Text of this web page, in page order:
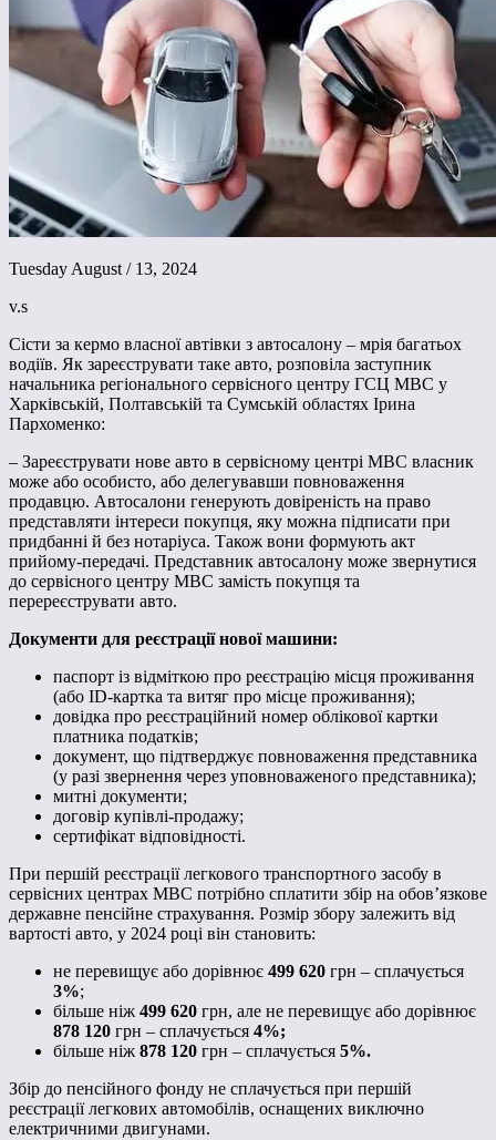
Tuesday August / 13, 2024
v.s
Сісти за кермо власної автівки з автосалону – мрія багатьох
водіїв. Як зареєструвати таке авто, розповіла заступник
начальника регіонального сервісного центру ГСЦ МВС у
Харківській, Полтавській та Сумській областях Ірина
Пархоменко:
– Зареєструвати нове авто в сервісному центрі МВС власник
може або особисто, або делегувавши повноваження
продавцю. Автосалони генерують довіреність на право
представляти інтереси покупця, яку можна підписати при
придбанні й без нотаріуса. Також вони формують акт
прийому-передачі. Представник автосалону може звернутися
до сервісного центру МВС замість покупця та
перереєструвати авто.
Документи для реєстрації нової машини:
паспорт із відміткою про реєстрацію місця проживання
(або ID-картка та витяг про місце проживання);
довідка про реєстраційний номер облікової картки
платника податків;
документ, що підтверджує повноваження представника
(у разі звернення через уповноваженого представника);
митні документи;
договір купівлі-продажу;
сертифікат відповідності.
При першій реєстрації легкового транспортного засобу в
сервісних центрах МВС потрібно сплатити збір на обов’язкове
державне пенсійне страхування. Розмір збору залежить від
вартості авто, у 2024 році він становить:
не перевищує або дорівнює 499 620 грн – сплачується
3%;
більше ніж 499 620 грн, але не перевищує або дорівнює
878 120 грн – сплачується 4%;
більше ніж 878 120 грн – сплачується 5%.
Збір до пенсійного фонду не сплачується при першій
реєстрації легкових автомобілів, оснащених виключно
електричними двигунами.